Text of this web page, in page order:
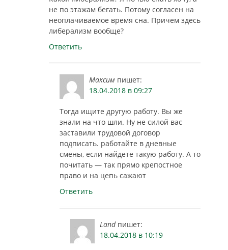
не по этажам бегать. Потому согласен на
неоплачиваемое время сна. Причем здесь
либерализм вообще?
Ответить
Максим пишет:
18.04.2018 в 09:27
Тогда ищите другую работу. Вы же
знали на что шли. Ну не силой вас
заставили трудовой договор
подписать. работайте в дневные
смены, если найдете такую работу. А то
почитать — так прямо крепостное
право и на цепь сажают
Ответить
Land пишет:
18.04.2018 в 10:19